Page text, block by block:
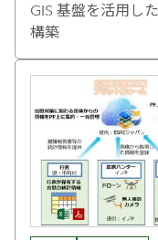
GIS 基盤を活用し
構築